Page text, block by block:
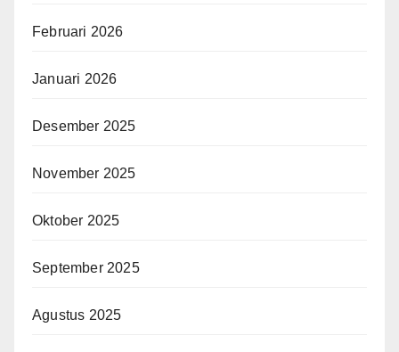
Februari 2026
Januari 2026
Desember 2025
November 2025
Oktober 2025
September 2025
Agustus 2025